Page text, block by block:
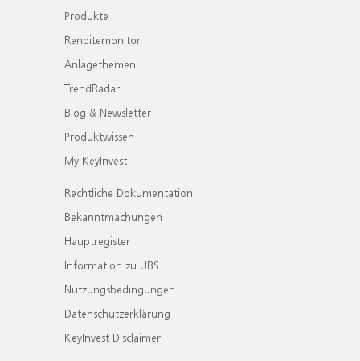
Produkte
Renditemonitor
Anlagethemen
TrendRadar
Blog & Newsletter
Produktwissen
My KeyInvest
Rechtliche Dokumentation
Bekanntmachungen
Hauptregister
Information zu UBS
Nutzungsbedingungen
Datenschutzerklärung
KeyInvest Disclaimer